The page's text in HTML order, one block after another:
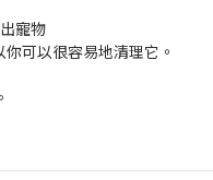
寵物
可以很容易地清理它。